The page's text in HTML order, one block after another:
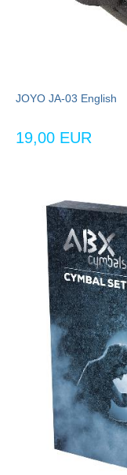
JOYO JA-03 English
19,00 EUR